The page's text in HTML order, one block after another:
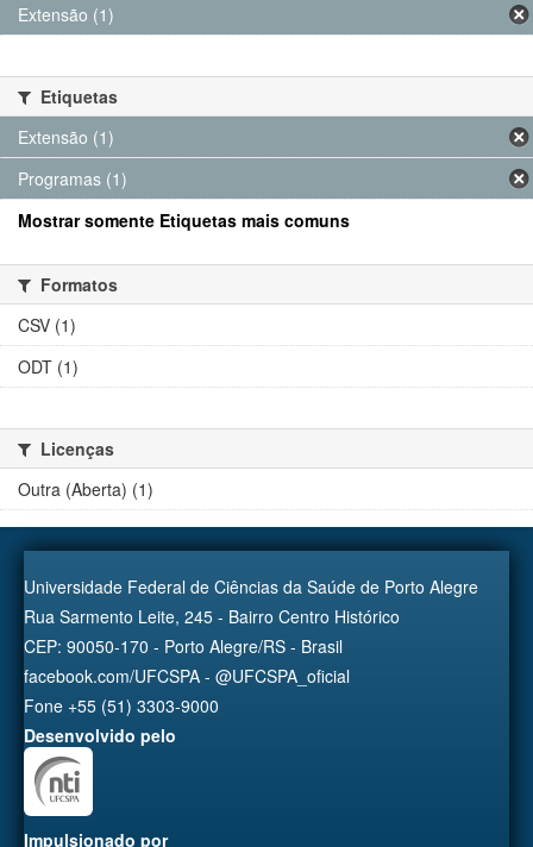
Extensão (1)
Etiquetas
Extensão (1)
Programas (1)
Mostrar somente Etiquetas mais comuns
Formatos
CSV (1)
ODT (1)
Licenças
Outra (Aberta) (1)
Universidade Federal de Ciências da Saúde de Porto Alegre
Rua Sarmento Leite, 245 - Bairro Centro Histórico
CEP: 90050-170 - Porto Alegre/RS - Brasil
facebook.com/UFCSPA - @UFCSPA_oficial
Fone +55 (51) 3303-9000
Desenvolvido pelo
Impulsionado por